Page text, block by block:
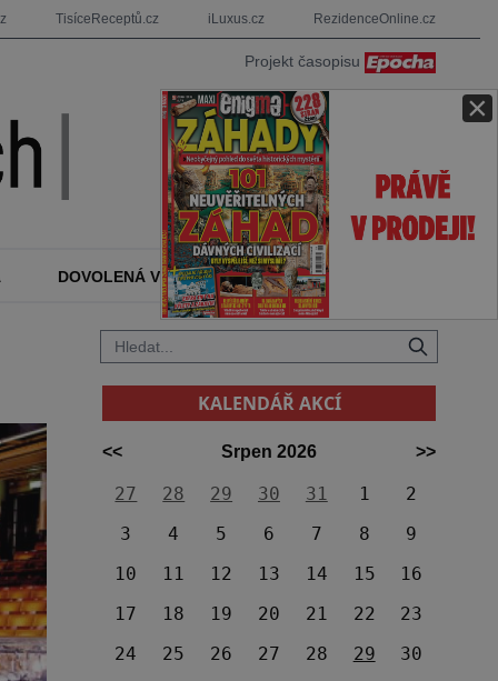
×
TisíceReceptů.cz iLuxus.cz RezidenceOnline.cz
Projekt časopisu
DOVOLENÁ V ZAHRANIČÍ KALENDÁŘ AKCÍ
KALENDÁŘ AKCÍ
<< Srpen 2026 >>
27 28 29 30 31 1
2
3
4 5 6 7 8
9
10
11 12 13 14 15
16
17
18 19 20 21 22
23
24
25 26 27 28 29
30